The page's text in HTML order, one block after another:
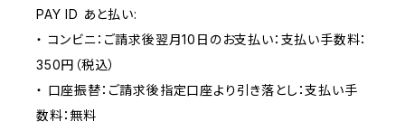
PAY ID あと払い:
・ コンビニ：ご請求後翌月10日のお支払い：支払い手数料：
350円（税込）
・ 口座振替：ご請求後指定口座より引き落とし：支払い手
数料：無料